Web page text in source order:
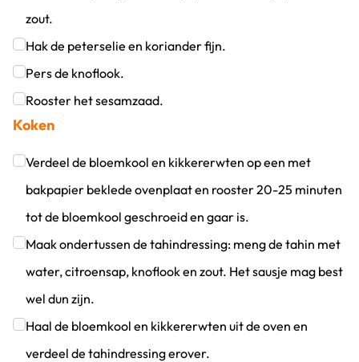
zout.
Klik om dit selectievakje aan te vinken
Hak de peterselie en koriander fijn.
Klik om dit selectievakje aan te vinken
Pers de knoflook.
Klik om dit selectievakje aan te vinken
Rooster het sesamzaad.
Klik om dit selectievakje aan te vinken
Koken
Verdeel de bloemkool en kikkererwten op een met
bakpapier beklede ovenplaat en rooster 20-25 minuten
tot de bloemkool geschroeid en gaar is.
Klik om dit selectievakje aan te vinken
Maak ondertussen de tahindressing: meng de tahin met
water, citroensap, knoflook en zout. Het sausje mag best
wel dun zijn.
Klik om dit selectievakje aan te vinken
Haal de bloemkool en kikkererwten uit de oven en
verdeel de tahindressing erover.